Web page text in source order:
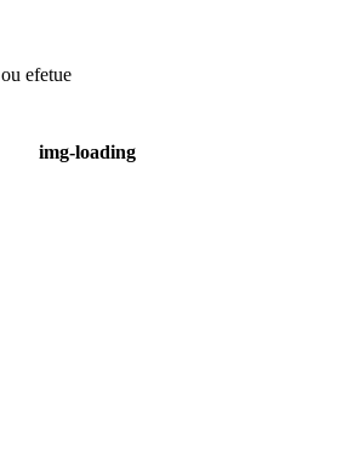
ou efetue
img-loading